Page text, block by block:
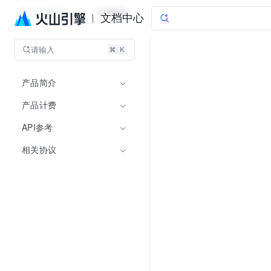
文档中心
豆包搜索 文档指南
请输入
产品简介
产品计费
API参考
相关协议